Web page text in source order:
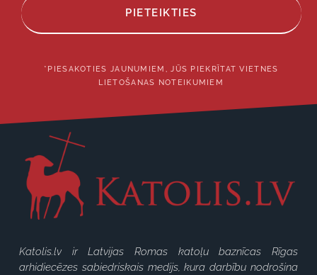
PIETEIKTIES
*PIESAKOTIES JAUNUMIEM, JŪS PIEKRĪTAT VIETNES
LIETOŠANAS NOTEIKUMIEM
Katolis.lv ir Latvijas Romas katoļu baznīcas Rīgas
arhidiecēzes sabiedriskais medijs, kura darbību nodrošina